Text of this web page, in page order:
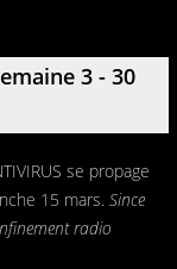
3 - 30
se propage
15 mars. Since
radio